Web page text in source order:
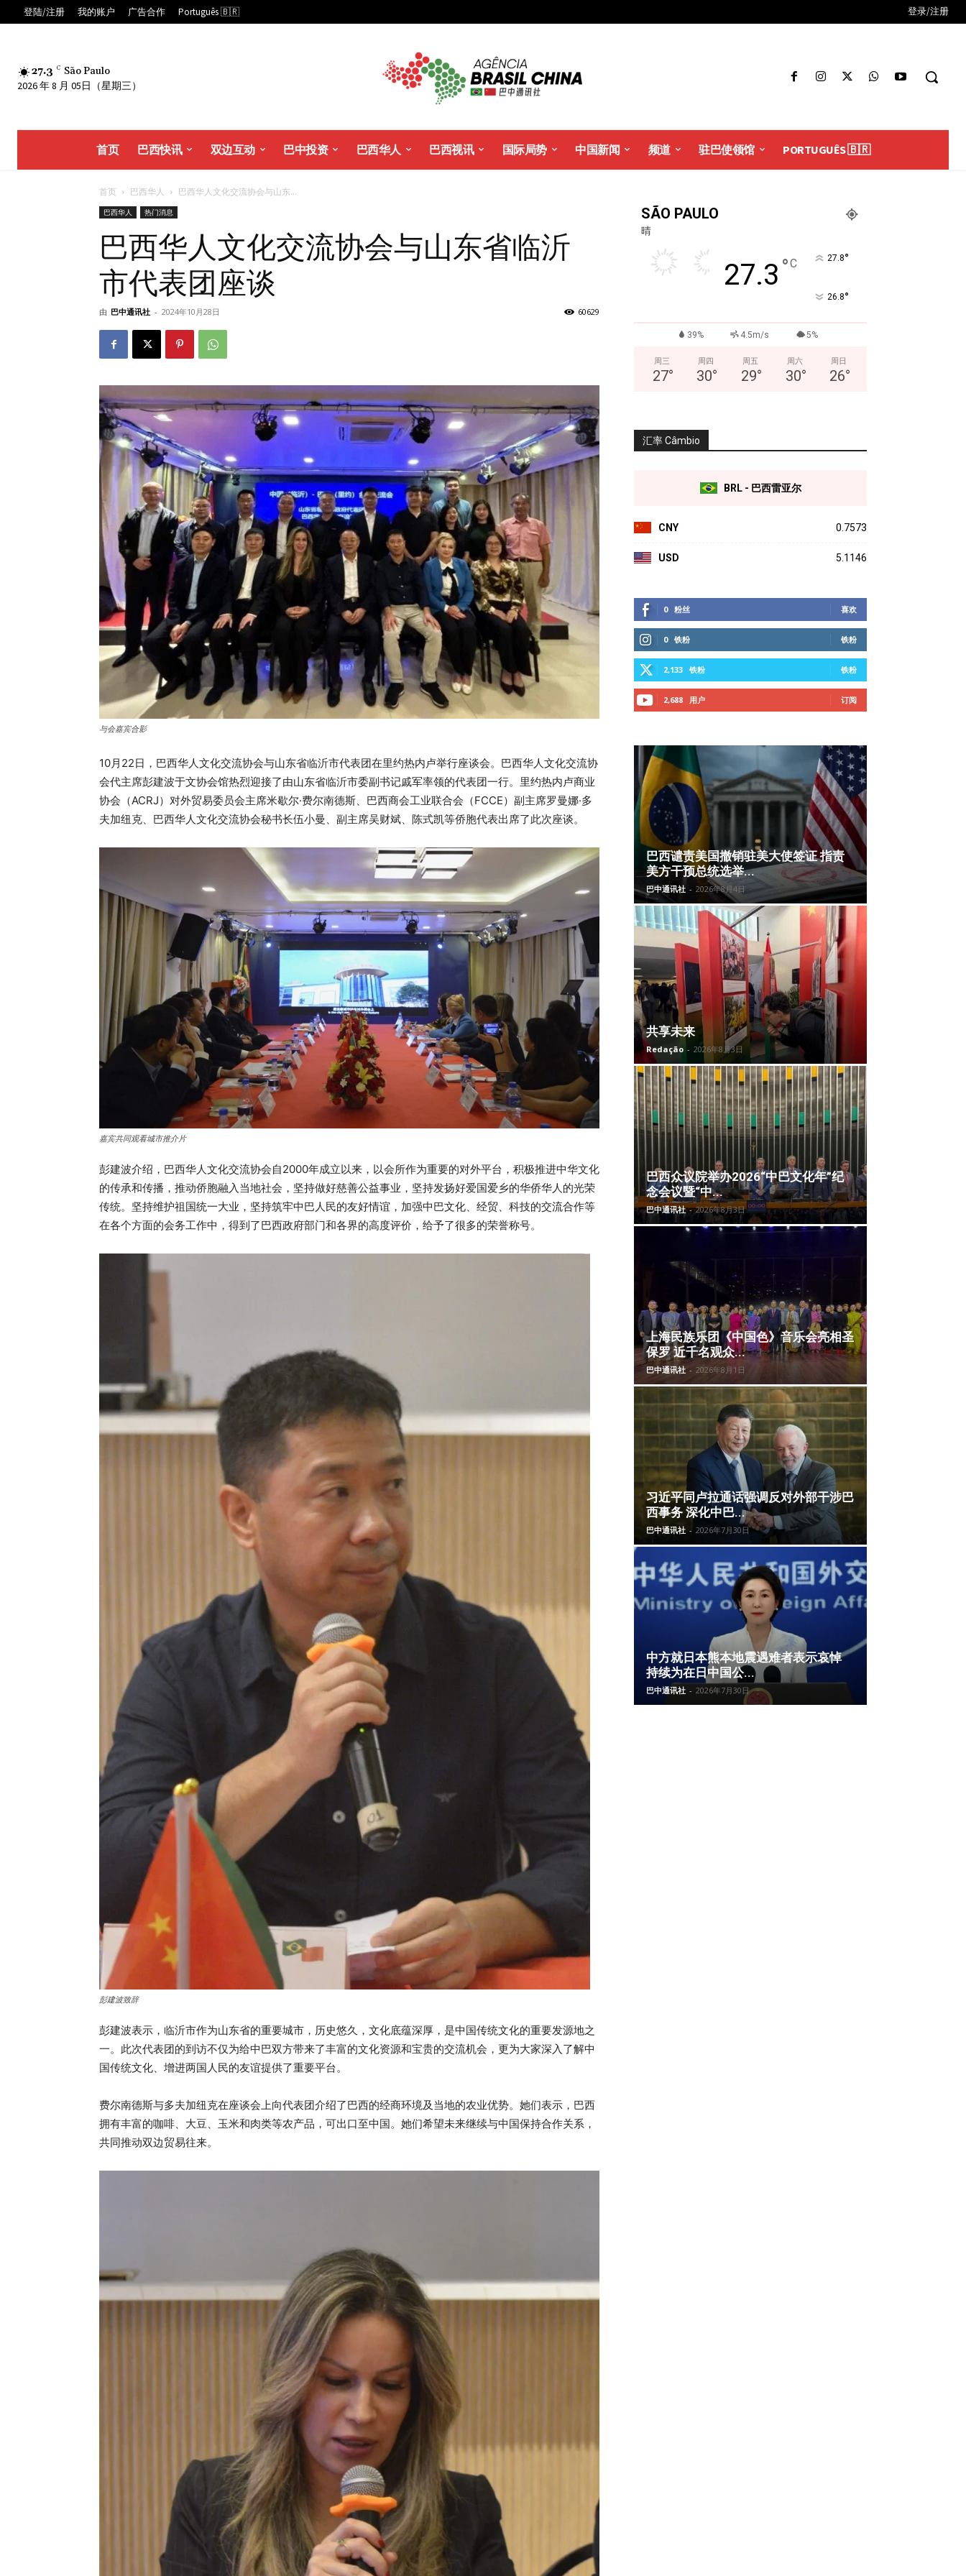
登陆/注册 我的账户 广告合作 Português 🇧🇷 登录/注册
27.3 C São Paulo
2026 年 8 月 05日（星期三）
首页 巴西快讯 双边互动 巴中投资 巴西华人 巴西视讯 国际局势 中国新闻 频道 驻巴使领馆 PORTUGUÊS 🇧🇷
首页 巴西华人 巴西华人文化交流协会与山东...
巴西华人 热门消息
巴西华人文化交流协会与山东省临沂
市代表团座谈
由 巴中通讯社 - 2024年10月28日 60629
与会嘉宾合影
10月22日，巴西华人文化交流协会与山东省临沂市代表团在里约热内卢举行座谈会。巴西华人文化交流协
会代主席彭建波于文协会馆热烈迎接了由山东省临沂市委副书记戚军率领的代表团一行。里约热内卢商业
协会（ACRJ）对外贸易委员会主席米歇尔·费尔南德斯、巴西商会工业联合会（FCCE）副主席罗曼娜·多
夫加纽克、巴西华人文化交流协会秘书长伍小曼、副主席吴财斌、陈式凯等侨胞代表出席了此次座谈。
嘉宾共同观看城市推介片
彭建波介绍，巴西华人文化交流协会自2000年成立以来，以会所作为重要的对外平台，积极推进中华文化
的传承和传播，推动侨胞融入当地社会，坚持做好慈善公益事业，坚持发扬好爱国爱乡的华侨华人的光荣
传统。坚持维护祖国统一大业，坚持筑牢中巴人民的友好情谊，加强中巴文化、经贸、科技的交流合作等
在各个方面的会务工作中，得到了巴西政府部门和各界的高度评价，给予了很多的荣誉称号。
彭建波致辞
彭建波表示，临沂市作为山东省的重要城市，历史悠久，文化底蕴深厚，是中国传统文化的重要发源地之
一。此次代表团的到访不仅为给中巴双方带来了丰富的文化资源和宝贵的交流机会，更为大家深入了解中
国传统文化、增进两国人民的友谊提供了重要平台。
费尔南德斯与多夫加纽克在座谈会上向代表团介绍了巴西的经商环境及当地的农业优势。她们表示，巴西
拥有丰富的咖啡、大豆、玉米和肉类等农产品，可出口至中国。她们希望未来继续与中国保持合作关系，
共同推动双边贸易往来。
SÃO PAULO
晴
27.3 °C 27.8°
26.8°
39% 4.5m/s 5%
周三
27°
周四
30°
周五
29°
周六
30°
周日
26°
汇率 Câmbio
BRL - 巴西雷亚尔
CNY 0.7573
USD 5.1146
0 粉丝 喜欢
0 铁粉 铁粉
2,133 铁粉 铁粉
2,688 用户 订阅
巴西谴责美国撤销驻美大使签证 指责
美方干预总统选举...
巴中通讯社 - 2026年8月4日
共享未来
Redação - 2026年8月3日
巴西众议院举办2026“中巴文化年”纪
念会议暨“中...
巴中通讯社 - 2026年8月3日
上海民族乐团《中国色》音乐会亮相圣
保罗 近千名观众...
巴中通讯社 - 2026年8月1日
习近平同卢拉通话强调反对外部干涉巴
西事务 深化中巴...
巴中通讯社 - 2026年7月30日
中方就日本熊本地震遇难者表示哀悼
持续为在日中国公...
巴中通讯社 - 2026年7月30日